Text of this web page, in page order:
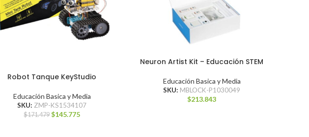
Robot Tanque KeyStudio
Educación Basica y Media
SKU: ZMP-KS1534107
$171.479 $145.775
Neuron Artist Kit – Educación STEM
Educación Basica y Media
SKU: MBLOCK-P1030049
$213.843